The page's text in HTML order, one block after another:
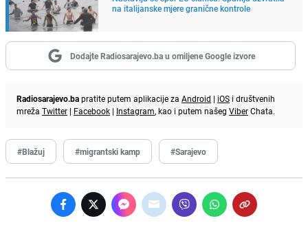
na italijanske mjere granične kontrole
Dodajte Radiosarajevo.ba u omiljene Google izvore
Radiosarajevo.bapratite putem aplikacije za Android | iOS i društvenih
mreža Twitter | Facebook | Instagram, kao i putem našeg ViberChata.
#Blažuj #migrantski kamp #Sarajevo